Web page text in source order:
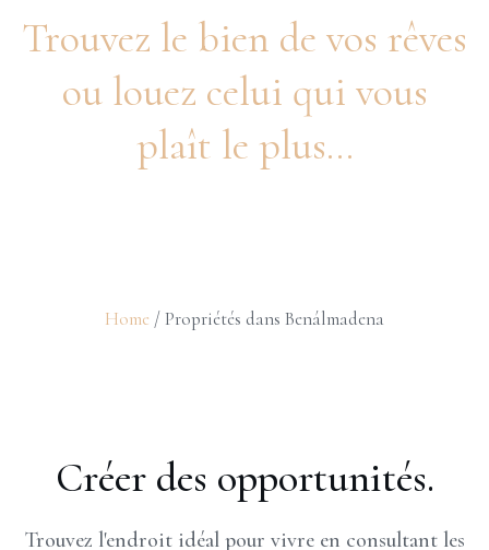
Trouvez le bien de vos rêves
ou louez celui qui vous
plaît le plus...
Home / Propriétés dans Benálmadena
Créer des opportunités.
Trouvez l'endroit idéal pour vivre en consultant les